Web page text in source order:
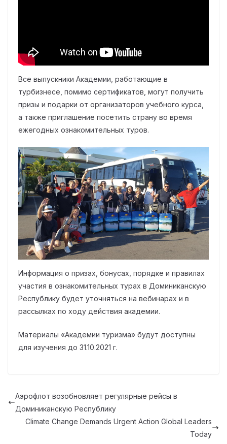
Все выпускники Академии, работающие в
турбизнесе, помимо сертификатов, могут получить
призы и подарки от организаторов учебного курса,
а также приглашение посетить страну во время
ежегодных ознакомительных туров.
Информация о призах, бонусах, порядке и правилах
участия в ознакомительных турах в Доминиканскую
Республику будет уточняться на вебинарах и в
рассылках по ходу действия академии.
Материалы «Академии туризма» будут доступны
для изучения до 31.10.2021 г.
Аэрофлот возобновляет регулярные рейсы в
Доминиканскую Республику
Climate Change Demands Urgent Action Global Leaders
Today